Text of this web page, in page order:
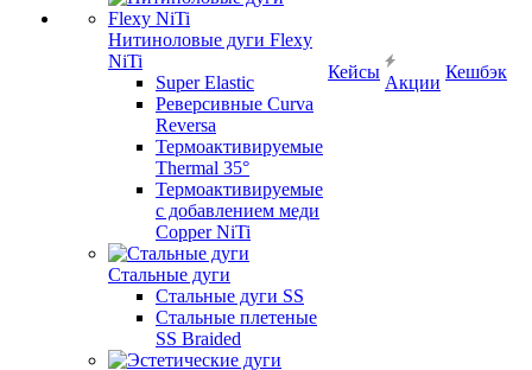
Нитиноловые дуги Flexy
NiTi
Super Elastic
Реверсивные Curva
Reversa
Термоактивируемые
Thermal 35°
Термоактивируемые
с добавлением меди
Copper NiTi
Стальные дуги
Стальные дуги SS
Стальные плетеные
SS Braided
Кейсы
Акции
Кешбэк